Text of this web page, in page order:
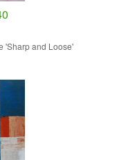
'Sharp and Loose'